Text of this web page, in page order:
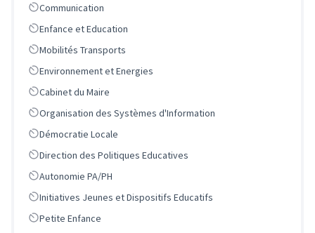
ScopeCommunication
ScopeEnfance et Education
ScopeMobilités Transports
ScopeEnvironnement et Energies
ScopeCabinet du Maire
ScopeOrganisation des Systèmes d'Information
ScopeDémocratie Locale
ScopeDirection des Politiques Educatives
ScopeAutonomie PA/PH
Scope
Initiatives Jeunes et Dispositifs Educatifs
ScopePetite Enfance